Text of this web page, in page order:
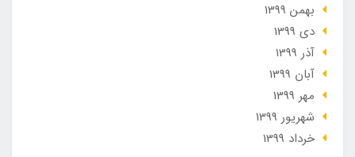
بهمن 1399
دی 1399
آذر 1399
آبان 1399
مهر 1399
شهریور 1399
خرداد 1399